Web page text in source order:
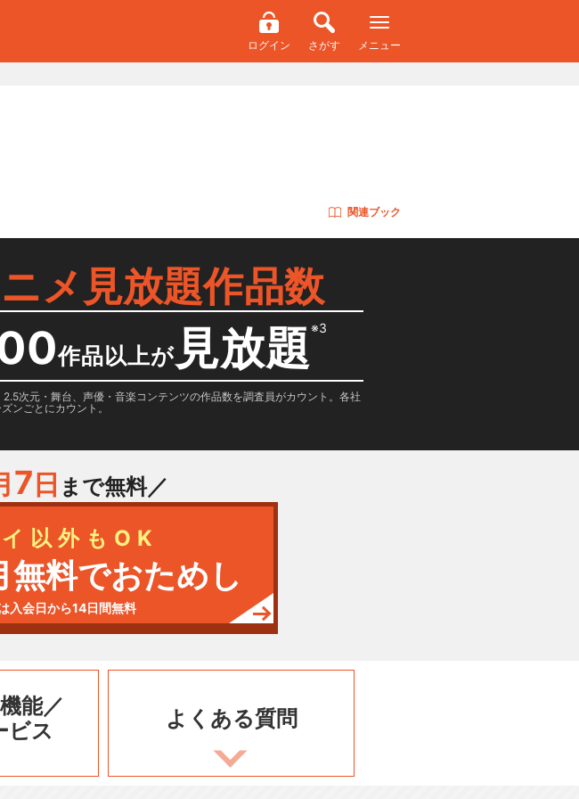
ログイン さがす メニュー
関連ブック
メ見放題作品数
作品以上が 見放題※3
次元・舞台、声優・音楽コンテンツの作品数を調査員がカウント。各社
ンごとにカウント。
7 日 まで無料／
以外もOK
料でおためし
入会日から14日間無料
能／
ビス
よくある質問